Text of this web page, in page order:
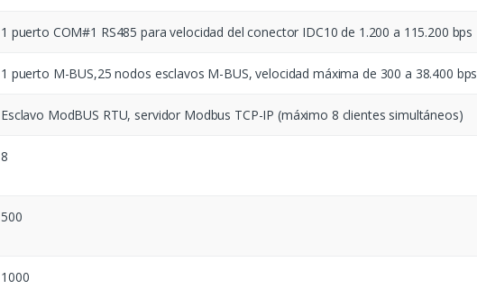
1 puerto COM#1 RS485 para velocidad del conector IDC10 de 1.200 a 115.200 bps
1 puerto M-BUS,25 nodos esclavos M-BUS, velocidad máxima de 300 a 38.400 bps
Esclavo ModBUS RTU, servidor Modbus TCP-IP (máximo 8 clientes simultáneos)
8
500
1000